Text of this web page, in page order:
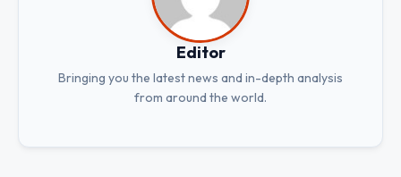
Editor
Bringing you the latest news and in-depth analysis
from around the world.